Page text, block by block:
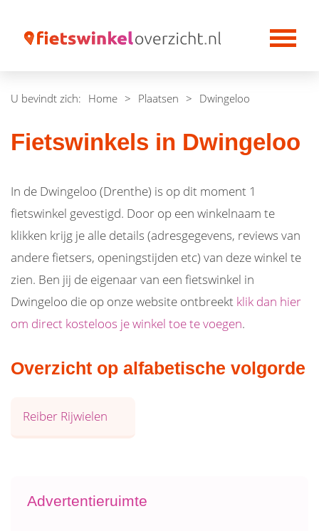
U bevindt zich: Home > Plaatsen > Dwingeloo
Fietswinkels in Dwingeloo
In de Dwingeloo (Drenthe) is op dit moment 1
fietswinkel gevestigd. Door op een winkelnaam te
klikken krijg je alle details (adresgegevens, reviews van
andere fietsers, openingstijden etc) van deze winkel te
zien. Ben jij de eigenaar van een fietswinkel in
Dwingeloo die op onze website ontbreekt klik dan hier
om direct kosteloos je winkel toe te voegen.
Overzicht op alfabetische volgorde
Reiber Rijwielen
Advertentieruimte